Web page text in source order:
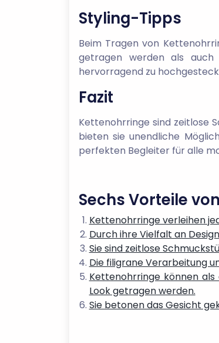
Styling-Tipps
Beim Tragen von
getragen werden als auch
hervorragend zu
Fazit
Kettenohrringe sind zeitlose
bieten sie unendliche
perfekten Begleiter für alle
Sechs Vorteile
Kettenohrringe verleihen
Durch ihre Vielfalt an
Sie sind zeitlose
Die filigrane Verarbeitung
Kettenohrringe können
Look getragen werden.
Sie betonen das Gesicht